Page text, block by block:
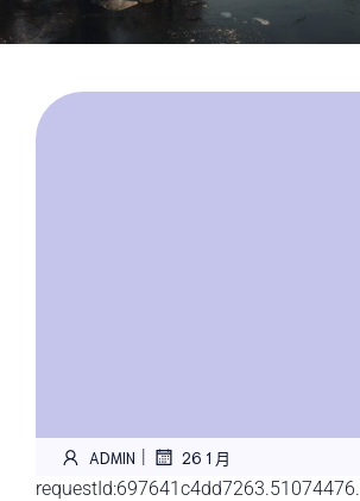
ADMIN | 26 1 月
requestId:697641c4dd7263.51074476.